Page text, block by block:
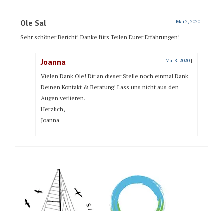
Ole Sal Mai 2, 2020 |
Sehr schöner Bericht! Danke fürs Teilen Eurer Erfahrungen!
Joanna Mai 8, 2020 |
Vielen Dank Ole! Dir an dieser Stelle noch einmal Dank
Deinen Kontakt & Beratung! Lass uns nicht aus den
Augen verlieren.
Herzlich,
Joanna